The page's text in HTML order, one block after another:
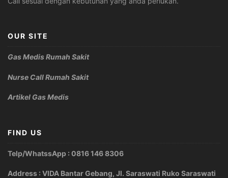
OUR SITE
Gas Medis Rumah Sakit
Nurse Call Rumah Sakit
Artikel Gas Medis
FIND US
Telp/WhatssApp : 0816 146 8306
Address : VIDA Bantar Gebang, Jl. Saraswati Ruko Saraswati